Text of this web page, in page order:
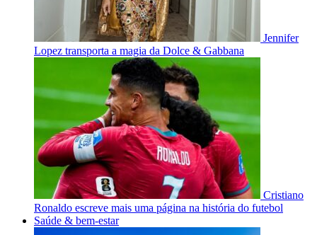
Jennifer
Lopez transporta a magia da Dolce & Gabbana
Cristiano
Ronaldo escreve mais uma página na história do futebol
Saúde & bem-estar